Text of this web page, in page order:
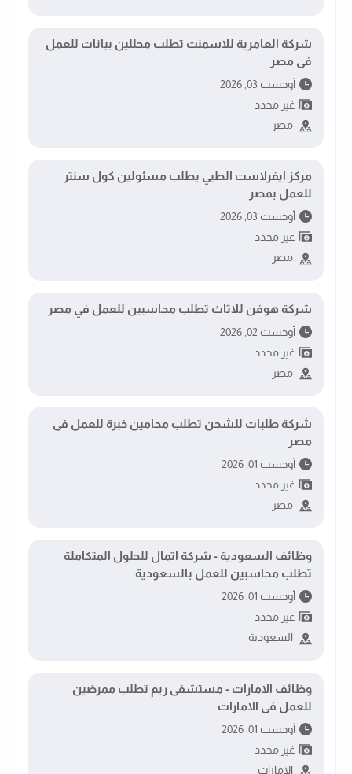
شركة العامرية للاسمنت تطلب محللين بيانات للعمل
فى مصر
أوجست 03, 2026
غير محدد
مصر
مركز ايفرلاست الطبي يطلب مسئولين كول سنتر
للعمل بمصر
أوجست 03, 2026
غير محدد
مصر
شركة هوفن للاثاث تطلب محاسبين للعمل في مصر
أوجست 02, 2026
غير محدد
مصر
شركة طلبات للشحن تطلب محامين خبرة للعمل فى
مصر
أوجست 01, 2026
غير محدد
مصر
وظائف السعودية - شركة اتمال للحلول المتكاملة
تطلب محاسبين للعمل بالسعودية
أوجست 01, 2026
غير محدد
السعودية
وظائف الامارات - مستشفى ريم تطلب ممرضين
للعمل فى الامارات
أوجست 01, 2026
غير محدد
الامارات